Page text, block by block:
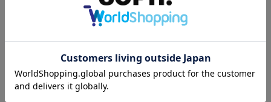
お持ちでないお客様はこちらより
会員登録いただけます。